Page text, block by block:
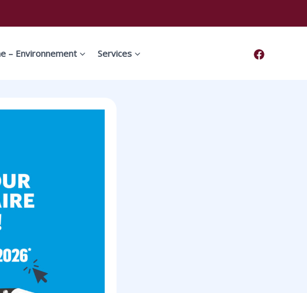
– Environnement Services